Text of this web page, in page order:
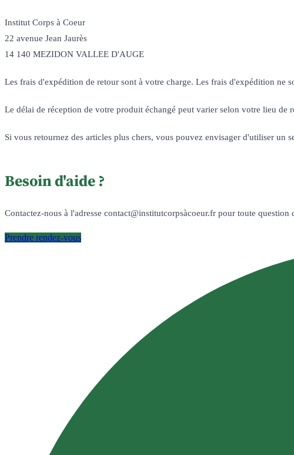
Institut Corps à Coeur
22 avenue Jean Jaurès
14 140 MEZIDON VALLEE D'AUGE
Les frais d'expédition de retour sont à votre charge. Les frais d'expédition ne
Le délai de réception de votre produit échangé peut varier selon votre lieu de
Si vous retournez des articles plus chers, vous pouvez envisager d'utiliser un
Besoin d'aide ?
Contactez-nous à l'adresse contact@institutcorpsàcoeur.fr pour toute question
Prendre rendez-vous